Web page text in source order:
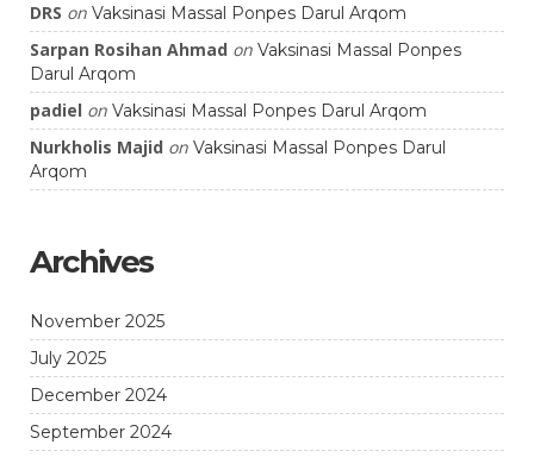
DRS on Vaksinasi Massal Ponpes Darul Arqom
Sarpan Rosihan Ahmad on Vaksinasi Massal Ponpes
Darul Arqom
padiel on Vaksinasi Massal Ponpes Darul Arqom
Nurkholis Majid on Vaksinasi Massal Ponpes Darul
Arqom
Archives
November 2025
July 2025
December 2024
September 2024